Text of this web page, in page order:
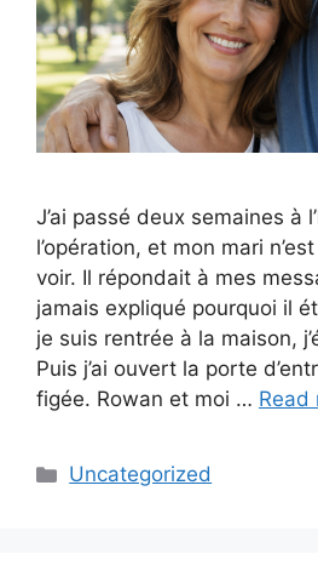
J’ai passé deux semaines à
l’opération, et mon mari
voir. Il répondait à mes
jamais expliqué pourquoi il
je suis rentrée à la maison,
Puis j’ai ouvert la porte
figée. Rowan et moi … Read
Categories
Uncategorized